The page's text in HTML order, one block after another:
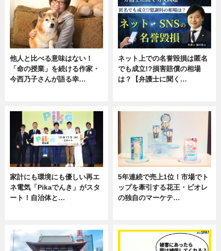
他人と比べる意味はない！
「命の授業」を続ける作家・
今西乃子さんが語る幸…
ネット上での名誉毀損は匿名
でも成立!?損害賠償の相場
は？【弁護士に聞く…
家計にも環境にも優しい再エ
ネ電気「Pikaでんき」がスタ
ート！自治体と…
5年連続で売上1位！市場でト
ップを牽引する花王・ビオレ
の独自のマーケテ…